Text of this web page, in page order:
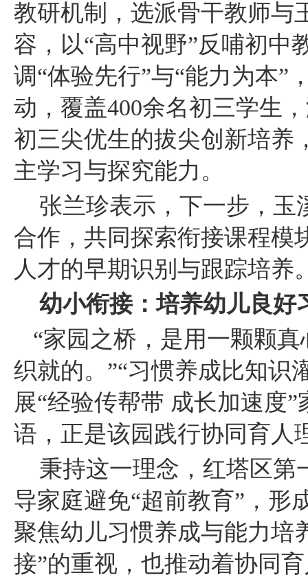
教研机制，选派骨干教师与
容，以“高中视野”反哺初中
调“体验先行”与“能力为本”
动，覆盖400余名初三学生
初三尖优生的拔尖创新培养
主学习与探究能力。
张兰珍表示，下一步，玉
合作，共同探索衔接课程模
人才的早期识别与跟踪培养
幼小衔接：培养幼儿良好
“家园之桥，是用一颗颗
织就的。”“习惯养成比知
展“经验传帮带 成长加速度
语，正是该园践行协同育人
秉持这一理念，红塔区第
导家庭避免“超前教育”，形
聚焦幼儿习惯养成与能力培
接”的重视，也推动着协同